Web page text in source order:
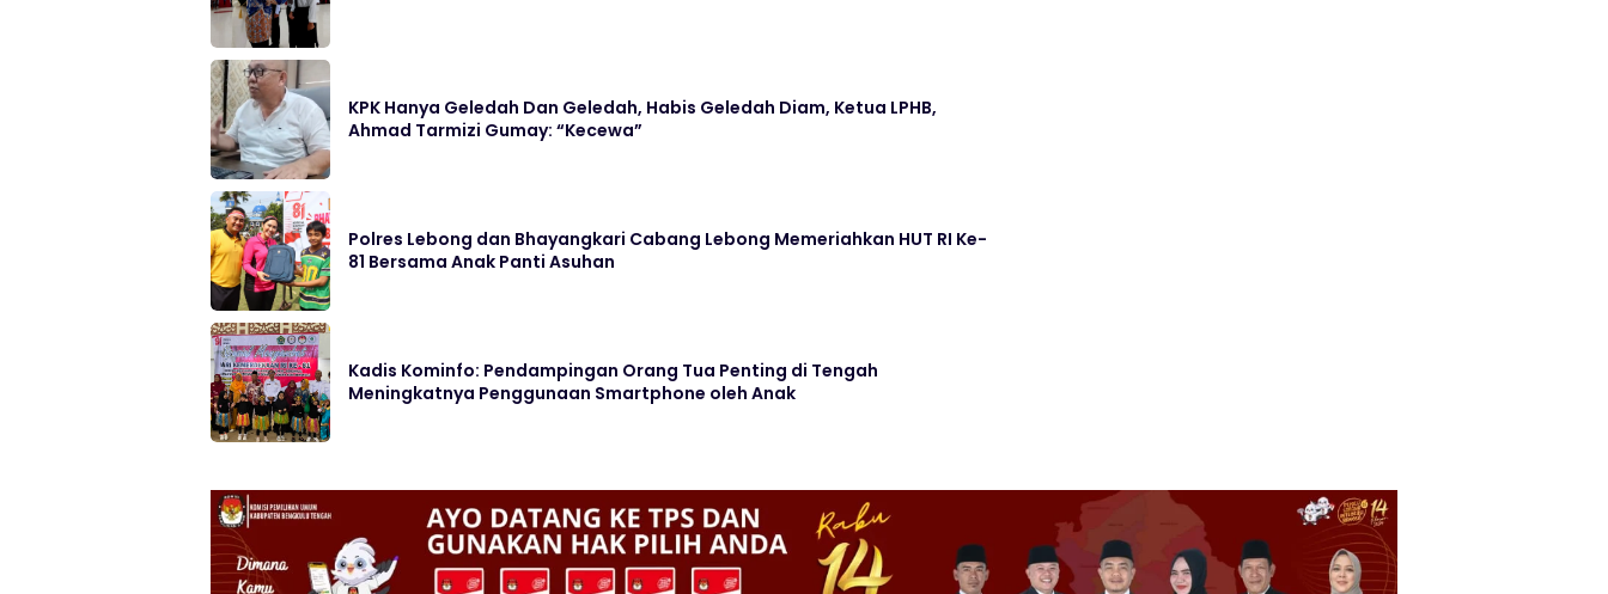
KPK Hanya Geledah Dan Geledah, Habis Geledah Diam, Ketua LPHB,
Ahmad Tarmizi Gumay: “Kecewa”
Polres Lebong dan Bhayangkari Cabang Lebong Memeriahkan HUT RI Ke-
81 Bersama Anak Panti Asuhan
Kadis Kominfo: Pendampingan Orang Tua Penting di Tengah
Meningkatnya Penggunaan Smartphone oleh Anak